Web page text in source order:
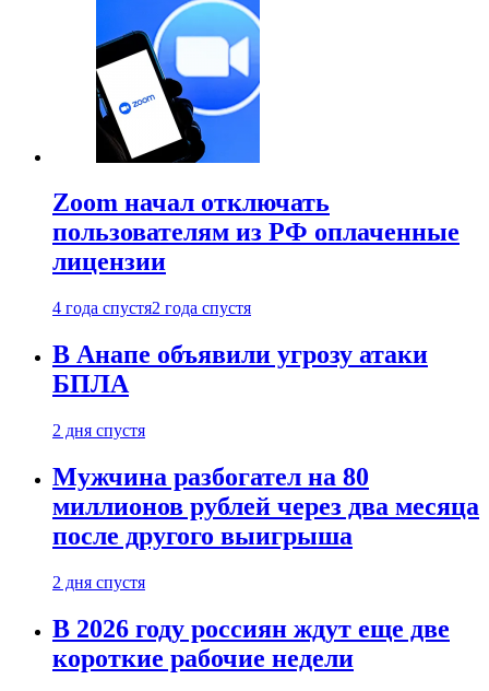
Zoom начал отключать
пользователям из РФ оплаченные
лицензии
4 года спустя2 года спустя
В Анапе объявили угрозу атаки
БПЛА
2 дня спустя
Мужчина разбогател на 80
миллионов рублей через два месяца
после другого выигрыша
2 дня спустя
В 2026 году россиян ждут еще две
короткие рабочие недели